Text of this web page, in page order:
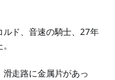
ド、音速の騎士、27年
走路に金属片があっ